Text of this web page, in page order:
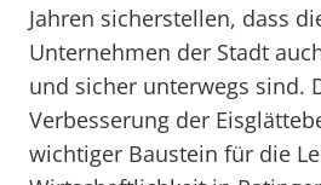
Jahren sicherstellen, dass
Unternehmen der Stadt
und sicher unterwegs sind.
Verbesserung der
wichtiger Baustein für die